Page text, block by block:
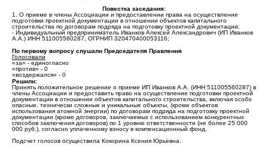
Повестка заседания:
1. О приеме в члены Ассоциации и предоставлении права на осуществление
подготовки проектной документации в отношении объектов капитального
строительства по договорам подряда на подготовку проектной документации:
- Индивидуальный предприниматель Иванков Алексей Александрович (ИП Иванков
А.А.) ИНН 511005560287, ОГРНИП 320470400053116;
По первому вопросу слушали Председателя Правления
Голосовали
«за» - единогласно
«против» - 0
«воздержался» - 0
Решили:
Принять положительное решение о приеме ИП Иванков А.А. (ИНН 511005560287) в
члены Ассоциации и предоставить право на осуществление подготовки проектной
документации в отношении объектов капитального строительства, включая особо
опасные, технически сложные и уникальные объекты, (кроме объектов
использования атомной энергии) по договорам подряда на подготовку проектной
документации (кроме договоров, заключаемых с использованием конкурентных
способов заключения договоров) по 1 уровню ответственности (не более 25 000
000 руб.), согласно уплаченному взносу в компенсационный фонд.
Подсчет голосов осуществила Кокорина Ксения Юрьевна.